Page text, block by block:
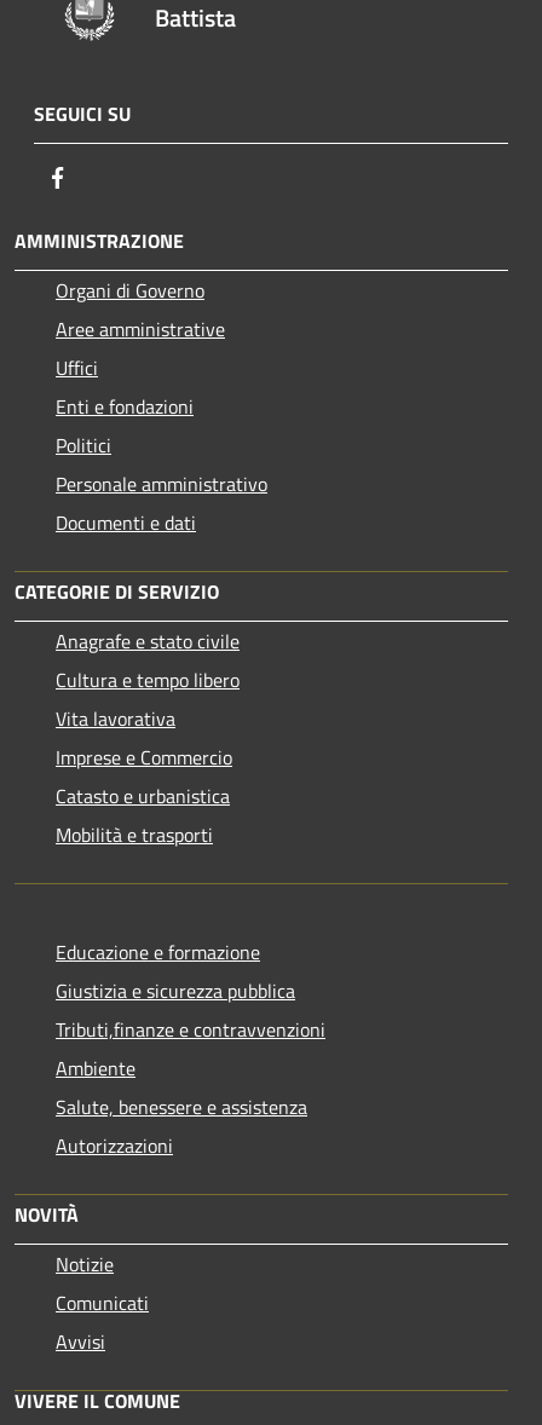
Battista
SEGUICI SU
AMMINISTRAZIONE
Organi di Governo
Aree amministrative
Uffici
Enti e fondazioni
Politici
Personale amministrativo
Documenti e dati
CATEGORIE DI SERVIZIO
Anagrafe e stato civile
Cultura e tempo libero
Vita lavorativa
Imprese e Commercio
Catasto e urbanistica
Mobilità e trasporti
Educazione e formazione
Giustizia e sicurezza pubblica
Tributi,finanze e contravvenzioni
Ambiente
Salute, benessere e assistenza
Autorizzazioni
NOVITÀ
Notizie
Comunicati
Avvisi
VIVERE IL COMUNE